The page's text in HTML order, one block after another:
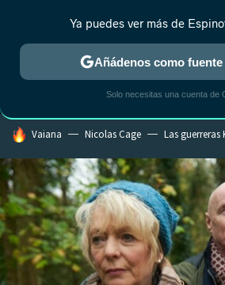
MENÚ
ESTRENOS REALITY
HOY SE HABLA DE
Vaiana Nicolas Cage Las guerreras
Ya puedes ver más de
Añádenos como
Solo necesitas una cuenta de